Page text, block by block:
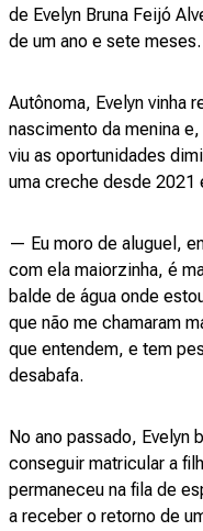
de Evelyn Bruna Feijó
de um ano e sete meses.
Autônoma, Evelyn vinha
nascimento da menina
viu as oportunidades
uma creche desde 2021
— Eu moro de aluguel,
com ela maiorzinha, é
balde de água onde
que não me chamaram
que entendem, e tem
desabafa.
No ano passado, Evelyn
conseguir matricular a
permaneceu na fila de
a receber o retorno de